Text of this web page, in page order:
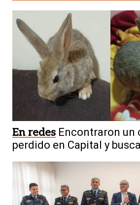
En redes Encontraron un
perdido en Capital y